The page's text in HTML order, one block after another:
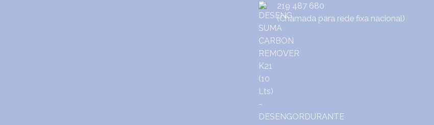
219 487 680
(Chamada para rede fixa nacional)